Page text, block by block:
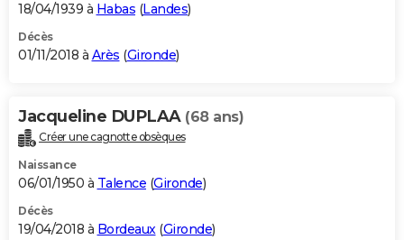
18/04/1939 à Habas (Landes)
Décès
01/11/2018 à Arès (Gironde)
Jacqueline DUPLAA (68 ans)
Créer une cagnotte obsèques
Naissance
06/01/1950 à Talence (Gironde)
Décès
19/04/2018 à Bordeaux(Gironde)